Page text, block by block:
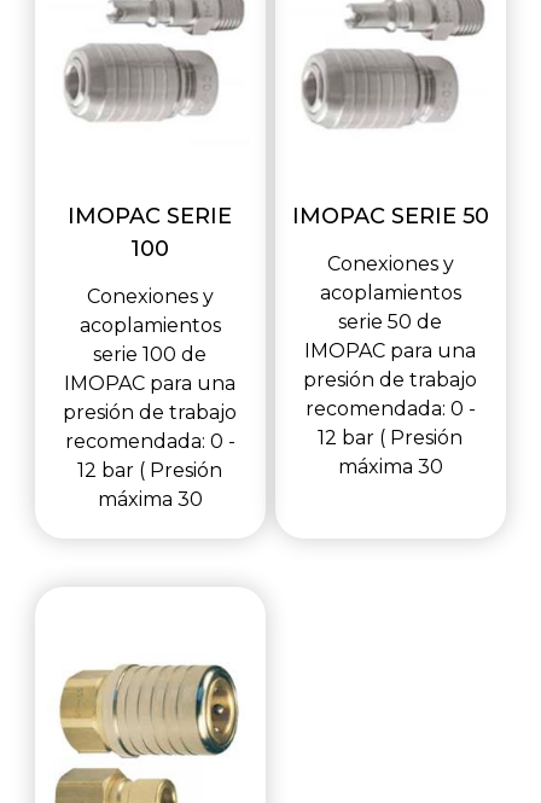
IMOPAC SERIE
100
Conexiones y
acoplamientos
serie 100 de
IMOPAC para una
presión de trabajo
recomendada: 0 -
12 bar ( Presión
máxima 30
IMOPAC SERIE 50
Conexiones y
acoplamientos
serie 50 de
IMOPAC para una
presión de trabajo
recomendada: 0 -
12 bar ( Presión
máxima 30